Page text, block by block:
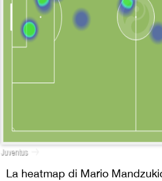
La heatmap di Mario